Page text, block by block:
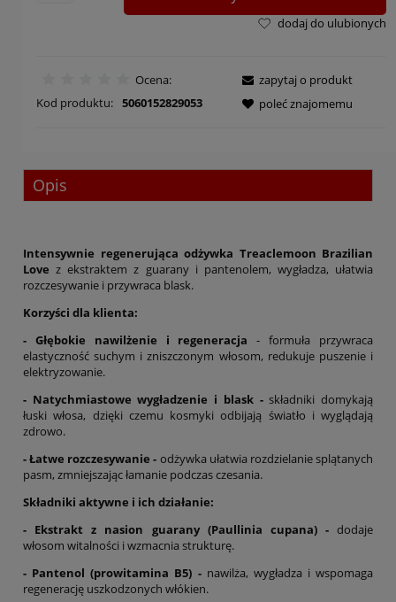
dodaj do ulubionych
Ocena:
Kod produktu: 5060152829053
zapytaj o produkt
poleć znajomemu
Opis
Intensywnie regenerująca odżywka Treaclemoon Brazilian
Love z ekstraktem z guarany i pantenolem, wygładza, ułatwia
rozczesywanie i przywraca blask.
Korzyści dla klienta:
- Głębokie nawilżenie i regeneracja- formuła przywraca
elastyczność suchym i zniszczonym włosom, redukuje puszenie i
elektryzowanie.
- Natychmiastowe wygładzenie i blask -składniki domykają
łuski włosa, dzięki czemu kosmyki odbijają światło i wyglądają
zdrowo.
- Łatwe rozczesywanie - odżywka ułatwia rozdzielanie splątanych
pasm, zmniejszając łamanie podczas czesania.
Składniki aktywne i ich działanie:
- Ekstrakt z nasion guarany (Paullinia cupana) -dodaje
włosom witalności i wzmacnia strukturę.
- Pantenol (prowitamina B5) -nawilża, wygładza i wspomaga
regenerację uszkodzonych włókien.